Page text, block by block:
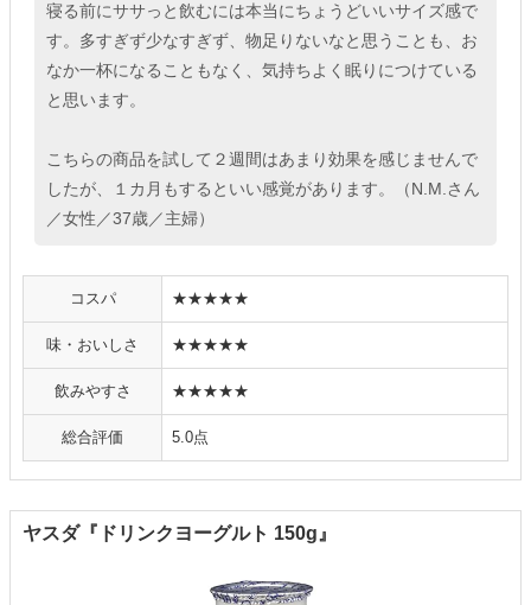
寝る前にササっと飲むには本当にちょうどいいサイズ感で
す。多すぎず少なすぎず、物足りないなと思うことも、お
なか一杯になることもなく、気持ちよく眠りにつけている
と思います。
こちらの商品を試して２週間はあまり効果を感じませんで
したが、１カ月もするといい感覚があります。（N.M.さん
／女性／37歳／主婦）
コスパ ★★★★★
味・おいしさ ★★★★★
飲みやすさ ★★★★★
総合評価 5.0点
ヤスダ『ドリンクヨーグルト 150g』